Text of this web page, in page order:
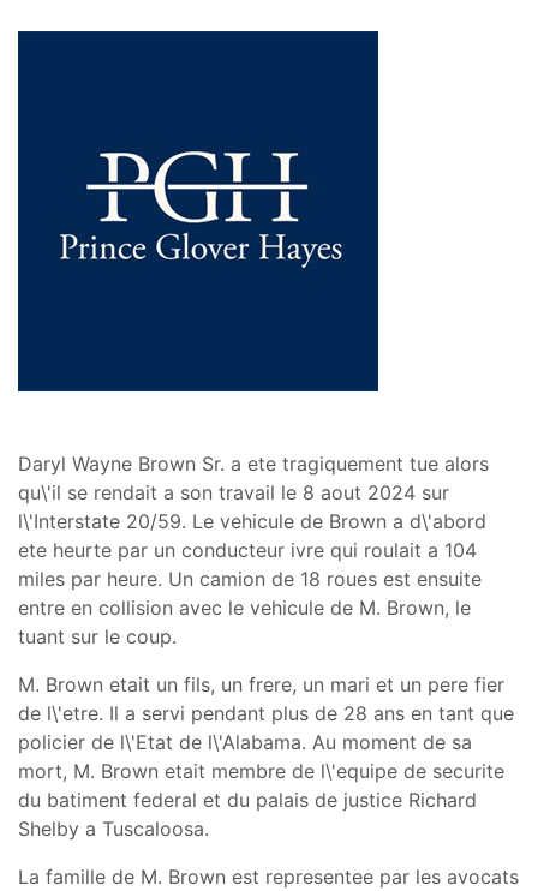
Daryl Wayne Brown Sr. a ete tragiquement tue alors
qu\'il se rendait a son travail le 8 aout 2024 sur
l\'Interstate 20/59. Le vehicule de Brown a d\'abord
ete heurte par un conducteur ivre qui roulait a 104
miles par heure. Un camion de 18 roues est ensuite
entre en collision avec le vehicule de M. Brown, le
tuant sur le coup.
M. Brown etait un fils, un frere, un mari et un pere fier
de l\'etre. Il a servi pendant plus de 28 ans en tant que
policier de l\'Etat de l\'Alabama. Au moment de sa
mort, M. Brown etait membre de l\'equipe de securite
du batiment federal et du palais de justice Richard
Shelby a Tuscaloosa.
La famille de M. Brown est representee par les avocats